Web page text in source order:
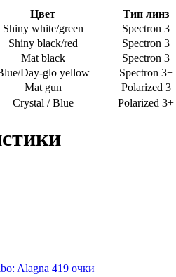
Цвет
Тип линз
Shiny white/green
Spectron 3
Shiny black/red
Spectron 3
Mat black
Spectron 3
Day-glo yellow
Spectron 3+
Mat gun
Polarized 3
Crystal / Blue Polarized 3+
Alagna 419 очки